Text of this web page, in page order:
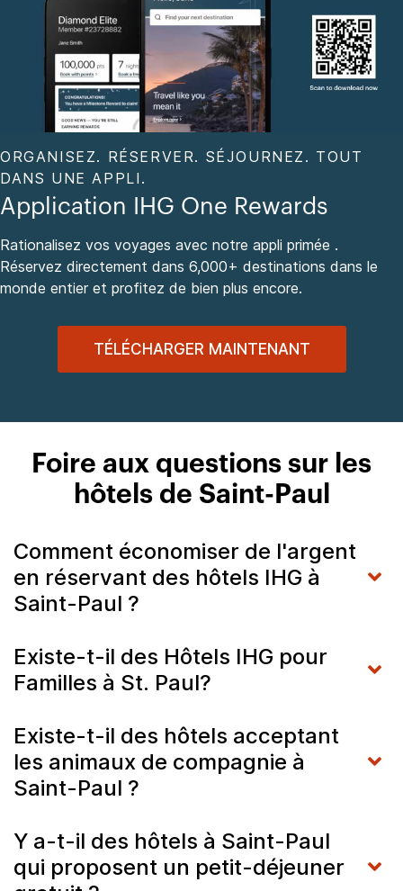
ORGANISEZ. RÉSERVER. SÉJOURNEZ. TOUT
DANS UNE APPLI.
Application IHG One Rewards
Rationalisez vos voyages avec notre appli primée .
Réservez directement dans 6,000+ destinations dans le
monde entier et profitez de bien plus encore.
TÉLÉCHARGER MAINTENANT
Foire aux questions sur les
hôtels de Saint-Paul
Comment économiser de l'argent
en réservant des hôtels IHG à
Saint-Paul ?
Existe-t-il des Hôtels IHG pour
Familles à St. Paul?
Existe-t-il des hôtels acceptant
les animaux de compagnie à
Saint-Paul ?
Y a-t-il des hôtels à Saint-Paul
qui proposent un petit-déjeuner